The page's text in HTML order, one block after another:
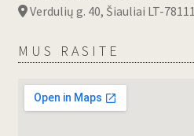
Verdulių g. 40, Šiauliai LT-78111
MUS RASITE